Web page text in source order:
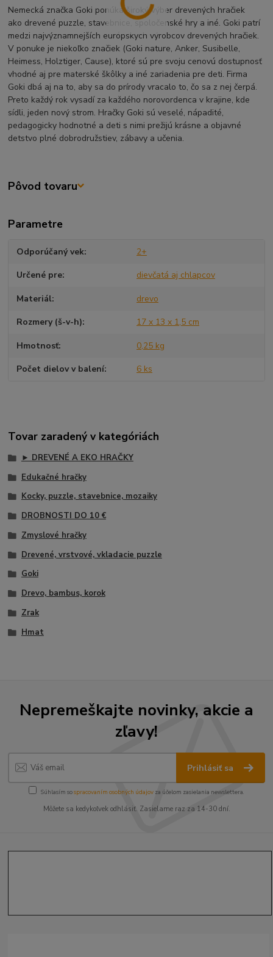
Nemecká značka Goki ponúka široký výber drevených hračiek
ako drevené puzzle, stavebnice, spoločenské hry a iné. Goki patrí
medzi najvýznamnejších európskych výrobcov drevených hračiek.
V ponuke je niekoľko značiek (Goki nature, Anker, Susibelle,
Heimess, Holztiger, Cause), ktoré sú pre svoju cenovú dostupnosť
vhodné aj pre materské škôlky a iné zariadenia pre deti. Firma
Goki dbá aj na to, aby sa do prírody vracalo to, čo sa z nej čerpá.
Preto každý rok vysadí za každého norovordenca v krajine, kde
sídli, jeden nový strom. Hračky Goki sú veselé, nápadité,
pedagogicky hodnotné a deti s nimi prežijú krásne a objavné
detstvo plné dobrodružstiev, zábavy a učenia.
Pôvod tovaru
Parametre
Odporúčaný vek 2+
Určené pre dievčatá aj chlapcov
Materiál drevo
Rozmery (š-v-h) 17 x 13 x 1,5 cm
Hmotnosť 0,25 kg
Počet dielov v balení 6 ks
Tovar zaradený v kategóriách
► DREVENÉ A EKO HRAČKY
Edukačné hračky
Kocky, puzzle, stavebnice, mozaiky
DROBNOSTI DO 10 €
Zmyslové hračky
Drevené, vrstvové, vkladacie puzzle
Goki
Drevo, bambus, korok
Zrak
Hmat
Nepremeškajte novinky, akcie a
zľavy!
Prihlásiť sa
Súhlasím sospracovaním osobných údajov za účelom zasielania newslettera.
Môžete sa kedykoľvek odhlásiť. Zasielame raz za 14-30 dní.